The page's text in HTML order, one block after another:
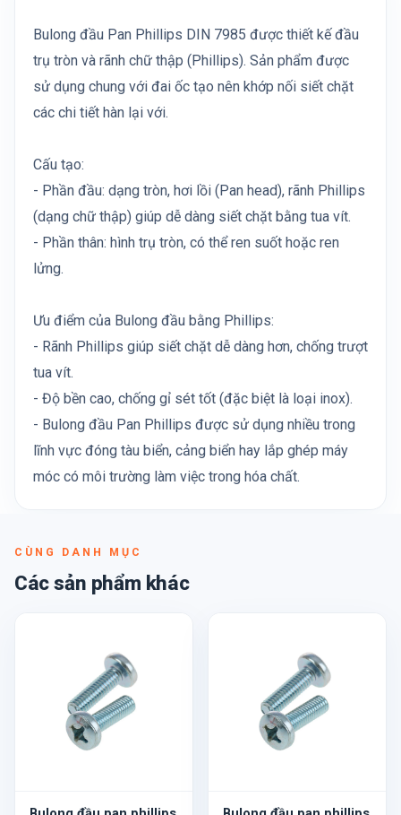
Bulong đầu Pan Phillips DIN 7985 được thiết kế đầu
trụ tròn và rãnh chữ thập (Phillips). Sản phẩm được
sử dụng chung với đai ốc tạo nên khớp nối siết chặt
các chi tiết hàn lại với.
Cấu tạo:
- Phần đầu: dạng tròn, hơi lồi (Pan head), rãnh Phillips
(dạng chữ thập) giúp dễ dàng siết chặt bằng tua vít.
- Phần thân: hình trụ tròn, có thể ren suốt hoặc ren
lửng.
Ưu điểm của Bulong đầu bằng Phillips:
- Rãnh Phillips giúp siết chặt dễ dàng hơn, chống trượt
tua vít.
- Độ bền cao, chống gỉ sét tốt (đặc biệt là loại inox).
- Bulong đầu Pan Phillips được sử dụng nhiều trong
lĩnh vực đóng tàu biển, cảng biển hay lắp ghép máy
móc có môi trường làm việc trong hóa chất.
CÙNG DANH MỤC
Các sản phẩm khác